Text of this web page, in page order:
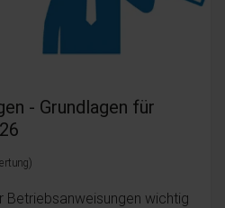
- Grundlagen für
Betriebsanweisungen wichtig